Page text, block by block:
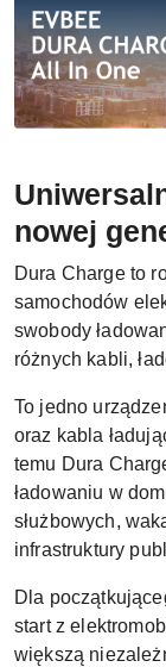
nowej
Dura Charge to
samochodów
swobody
różnych kabli,
To jedno
oraz kabla
temu Dura
ładowaniu w
służbowych,
infrastruktury
Dla
start z
większą